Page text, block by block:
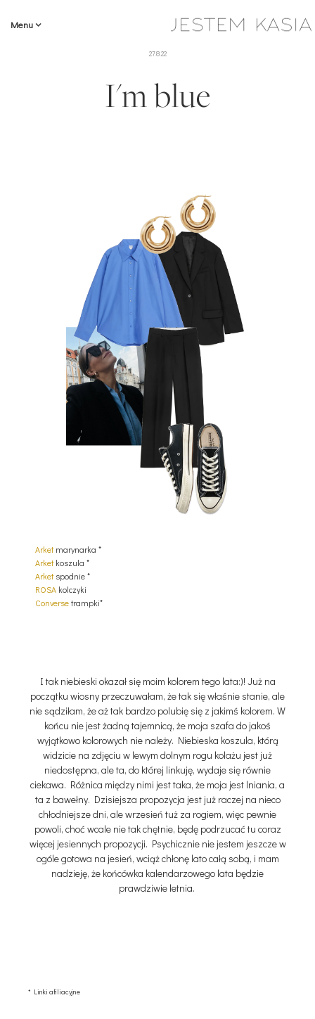
Menu
27.8.22
I'm blue
Arketmarynarka *
Arketkoszula *
Arketspodnie *
ROSA kolczyki
Conversetrampki*
I tak niebieski okazał się moim kolorem tego lata:)! Już na
początku wiosny przeczuwałam, że tak się właśnie stanie, ale
nie sądziłam, że aż tak bardzo polubię się z jakimś kolorem. W
końcu nie jest żadną tajemnicą, że moja szafa do jakoś
wyjątkowo kolorowych nie należy. Niebieska koszula, którą
widzicie na zdjęciu w lewym dolnym rogu kolażu jest już
niedostępna, ale ta, do której linkuję, wydaje się równie
ciekawa. Różnica między nimi jest taka, że moja jest lniania, a
ta z bawełny. Dzisiejsza propozycja jest już raczej na nieco
chłodniejsze dni, ale wrzesień tuż za rogiem, więc pewnie
powoli, choć wcale nie tak chętnie, będę podrzucać tu coraz
więcej jesiennych propozycji. Psychicznie nie jestem jeszcze w
ogóle gotowa na jesień, wciąż chłonę lato całą sobą, i mam
nadzieję, że końcówka kalendarzowego lata będzie
prawdziwie letnia.
* Linki afiliacyjne